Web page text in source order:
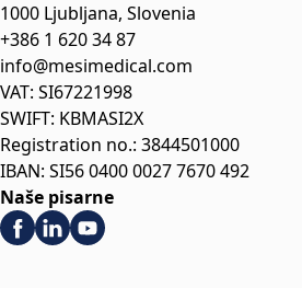
1000 Ljubljana, Slovenia
+386 1 620 34 87
info@mesimedical.com
VAT: SI67221998
SWIFT: KBMASI2X
Registration no.: 3844501000
IBAN: SI56 0400 0027 7670 492
Naše pisarne